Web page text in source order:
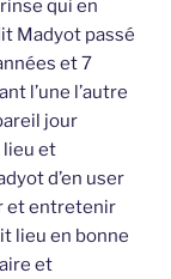
qui en
Madyot passé
et 7
l’une l’autre
jour
lieu et
d’en user
et entretenir
lieu en bonne
et